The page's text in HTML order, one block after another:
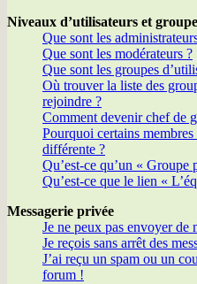
Niveaux d’utilisateurs et
Que sont les
Que sont les modérateurs ?
Que sont les groupes
Où trouver la liste des
rejoindre ?
Comment devenir chef de
Pourquoi certains
différente ?
Qu’est-ce qu’un « Groupe
Qu’est-ce que le lien «
Messagerie privée
Je ne peux pas envoyer de
Je reçois sans arrêt des
J’ai reçu un spam ou un
forum !